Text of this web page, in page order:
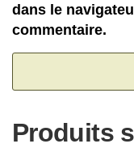
dans le
commentaire.
Produits